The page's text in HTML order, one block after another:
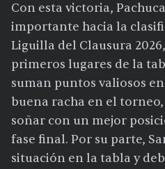
Con esta victoria,
importante hacia la
Liguilla del Clausura
primeros lugares de la
suman puntos valiosos
buena racha en el
soñar con un mejor
fase final. Por su parte,
situación en la tabla y